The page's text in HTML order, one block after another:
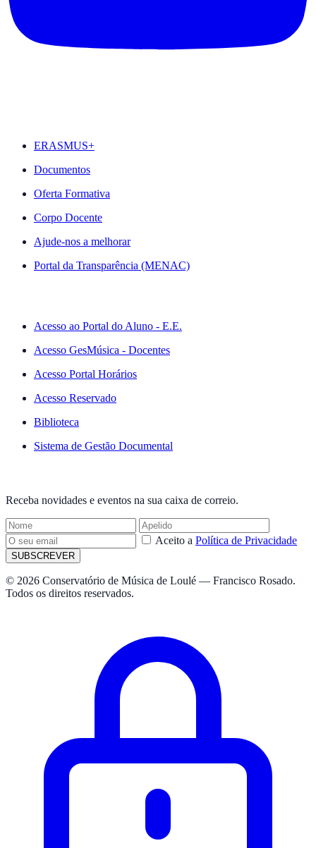
ERASMUS+
Documentos
Oferta Formativa
Corpo Docente
Ajude-nos a melhorar
Portal da Transparência (MENAC)
Acesso ao Portal do Aluno - E.E.
Acesso GesMúsica - Docentes
Acesso Portal Horários
Acesso Reservado
Biblioteca
Sistema de Gestão Documental
Receba novidades e eventos na sua caixa de correio.
Aceito a Política de Privacidade
SUBSCREVER
© 2026 Conservatório de Música de Loulé — Francisco Rosado.
Todos os direitos reservados.